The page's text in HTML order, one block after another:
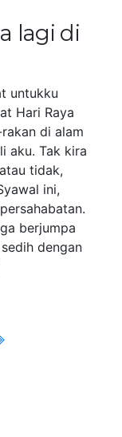
lagi di
untukku
Hari Raya
di alam
aku. Tak kira
tidak,
ini,
berjumpa
dengan